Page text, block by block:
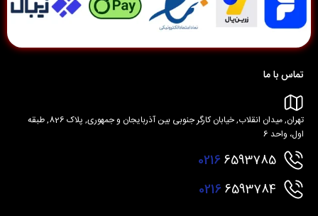
تماس با ما
تهران, میدان انقلاب, خیابان کارگر جنوبی بین آذربایجان و جمهوری, پلاک 826, طبقه
اول، واحد 6
02166593785
02166593784